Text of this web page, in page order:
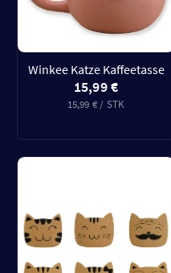
Winkee Katze Kaffeetasse
15,99 €
15,99 € / STK